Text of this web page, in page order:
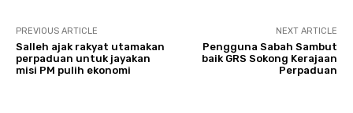
PREVIOUS ARTICLE
Salleh ajak rakyat utamakan
perpaduan untuk jayakan
misi PM pulih ekonomi
NEXT ARTICLE
Pengguna Sabah Sambut
baik GRS Sokong Kerajaan
Perpaduan